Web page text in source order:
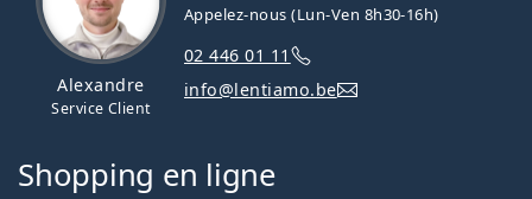
Alexandre
Service Client
Appelez-nous (Lun-Ven 8h30-16h)
02 446 01 11
info@lentiamo.be
Shopping en ligne